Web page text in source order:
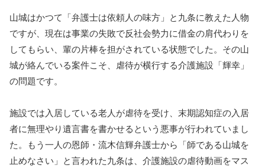
山城はかつて「弁護士は依頼人の味方」と九条に教えた人物
ですが、現在は事業の失敗で反社会勢力に借金の肩代わりを
してもらい、輩の片棒を担がされている状態でした。その山
城が絡んでいる案件こそ、虐待が横行する介護施設「輝幸」
の問題です。
施設では入居している老人が虐待を受け、末期認知症の入居
者に無理やり遺言書を書かせるという悪事が行われていまし
た。もう一人の恩師・流木信輝弁護士から「師である山城を
止めなさい」と言われた九条は、介護施設の虐待動画をマス